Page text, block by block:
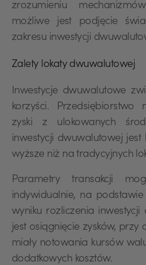
zrozumieniu
możliwe jest podjęcie
zakresu inwestycji
Zalety lokaty dwuwalutowej
Inwestycje dwuwalutowe
korzyści. Przedsiębiorstwo
zyski z ulokowanych
inwestycji dwuwalutowej
wyższe niż na tradycyjnych
Parametry transakcji
indywidualnie, na
wyniku rozliczenia
jest osiągnięcie zysków, przy
miały notowania kursów
dodatkowych kosztów.